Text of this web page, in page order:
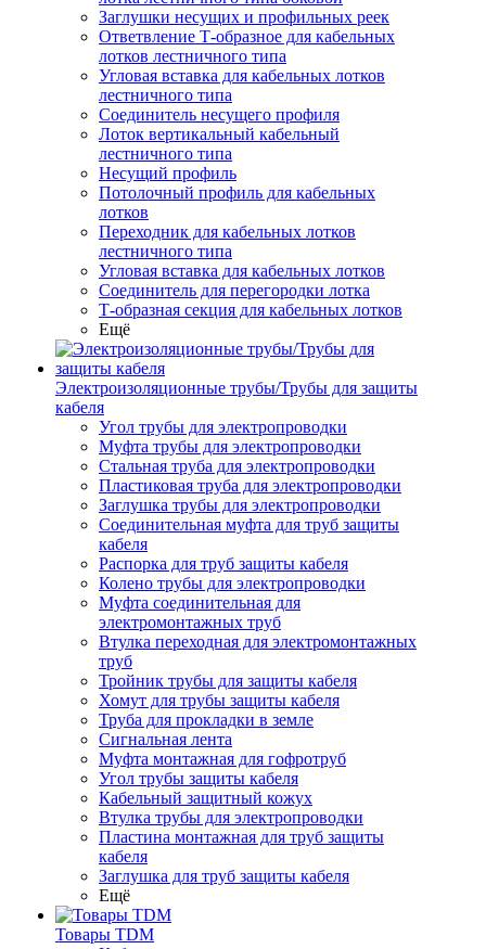
Заглушки несущих и профильных реек
Ответвление Т-образное для кабельных
лотков лестничного типа
Угловая вставка для кабельных лотков
лестничного типа
Соединитель несущего профиля
Лоток вертикальный кабельный
лестничного типа
Несущий профиль
Потолочный профиль для кабельных
лотков
Переходник для кабельных лотков
лестничного типа
Угловая вставка для кабельных лотков
Соединитель для перегородки лотка
Т-образная секция для кабельных лотков
Ещё
Электроизоляционные трубы/Трубы для защиты
кабеля
Угол трубы для электропроводки
Муфта трубы для электропроводки
Стальная труба для электропроводки
Пластиковая труба для электропроводки
Заглушка трубы для электропроводки
Соединительная муфта для труб защиты
кабеля
Распорка для труб защиты кабеля
Колено трубы для электропроводки
Муфта соединительная для
электромонтажных труб
Втулка переходная для электромонтажных
труб
Тройник трубы для защиты кабеля
Хомут для трубы защиты кабеля
Труба для прокладки в земле
Сигнальная лента
Муфта монтажная для гофротруб
Угол трубы защиты кабеля
Кабельный защитный кожух
Втулка трубы для электропроводки
Пластина монтажная для труб защиты
кабеля
Заглушка для труб защиты кабеля
Ещё
Товары TDM